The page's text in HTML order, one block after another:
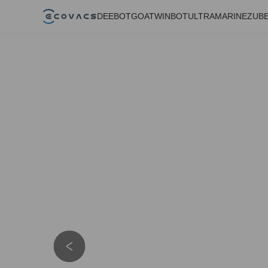
DEEBOTGOATWINBOTULTRAMARINE